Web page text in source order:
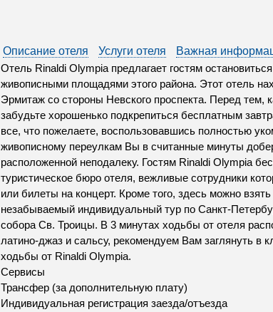
Описание отеля Услуги отеля
Важная
Отель Rinaldi Olympia предлагает гостям
живописными площадями этого района. Этот отель
Эрмитаж со стороны Невского проспекта. Перед тем,
забудьте хорошенько подкрепиться бесплатным
все, что пожелаете, воспользовавшись полностью
живописному переулкам Вы в считанные минуты
расположенной неподалеку. Гостям Rinaldi Olympia
туристическое бюро отеля, вежливые сотрудники
или билеты на концерт. Кроме того, здесь можно
незабываемый индивидуальный тур по Санкт-
собора Св. Троицы. В 3 минутах ходьбы от отеля
латино-джаз и сальсу, рекомендуем Вам заглянуть в
ходьбы от Rinaldi Olympia.
Сервисы
Трансфер (за дополнительную плату)
Индивидуальная регистрация заезда/отъезда